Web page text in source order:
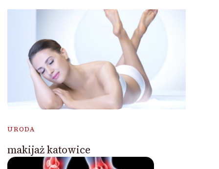
URODA
makijaż katowice